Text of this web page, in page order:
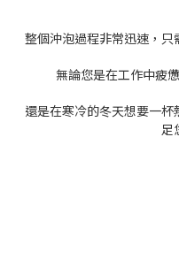
整個沖泡過程非常迅速，只
無論您是在工作中疲
還是在寒冷的冬天想要一
足